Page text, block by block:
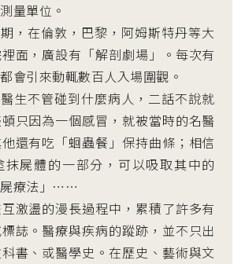
量單位。
，在倫敦，巴黎，阿姆斯特丹等大
面，廣設有「解剖劇場」。每次有
會引來動輒數百人入場圍觀。
生不管碰到什麼病人，二話不說就
只因為一個感冒，就被當時的名醫
還有吃「蛔蟲餐」保持曲條；相信
抹屍體的一部分，可以吸取其中的
屍療法」⋯⋯
激盪的漫長過程中，累積了許多有
誌。醫療與疾病的蹤跡，並不只出
書、或醫學史。在歷史、藝術與文